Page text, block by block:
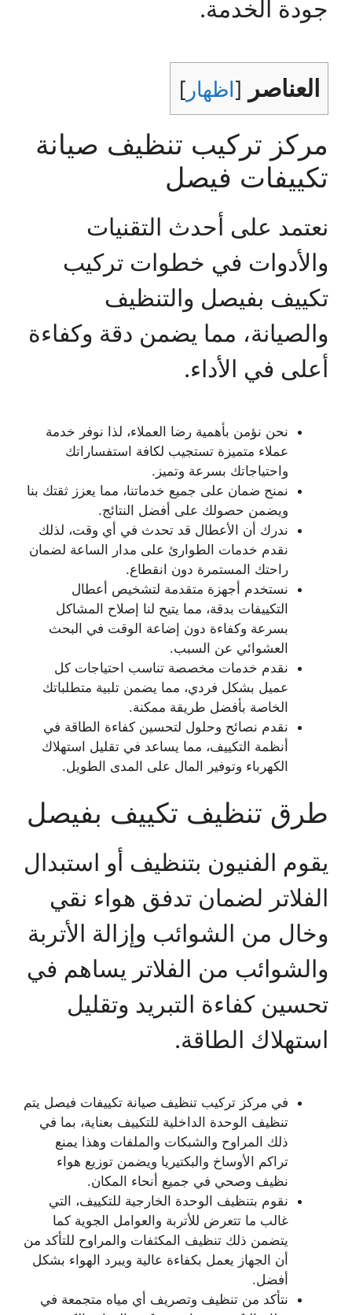
جودة الخدمة.
العناصر [اظهار ]
مركز تركيب تنظيف صيانة
تكييفات فيصل
نعتمد على أحدث التقنيات
والأدوات في خطوات تركيب
تكييف بفيصل والتنظيف
والصيانة، مما يضمن دقة وكفاءة
أعلى في الأداء.
نحن نؤمن بأهمية رضا العملاء، لذا نوفر خدمة
عملاء متميزة تستجيب لكافة استفساراتك
واحتياجاتك بسرعة وتميز.
نمنح ضمان على جميع خدماتنا، مما يعزز ثقتك بنا
ويضمن حصولك على أفضل النتائج.
ندرك أن الأعطال قد تحدث في أي وقت، لذلك
نقدم خدمات الطوارئ على مدار الساعة لضمان
راحتك المستمرة دون انقطاع.
نستخدم أجهزة متقدمة لتشخيص أعطال
التكييفات بدقة، مما يتيح لنا إصلاح المشاكل
بسرعة وكفاءة دون إضاعة الوقت في البحث
العشوائي عن السبب.
نقدم خدمات مخصصة تناسب احتياجات كل
عميل بشكل فردي، مما يضمن تلبية متطلباتك
الخاصة بأفضل طريقة ممكنة.
نقدم نصائح وحلول لتحسين كفاءة الطاقة في
أنظمة التكييف، مما يساعد في تقليل استهلاك
الكهرباء وتوفير المال على المدى الطويل.
طرق تنظيف تكييف بفيصل
يقوم الفنيون بتنظيف أو استبدال
الفلاتر لضمان تدفق هواء نقي
وخال من الشوائب وإزالة الأتربة
والشوائب من الفلاتر يساهم في
تحسين كفاءة التبريد وتقليل
استهلاك الطاقة.
في مركز تركيب تنظيف صيانة تكييفات فيصل يتم
تنظيف الوحدة الداخلية للتكييف بعناية، بما في
ذلك المراوح والشبكات والملفات وهذا يمنع
تراكم الأوساخ والبكتيريا ويضمن توزيع هواء
نظيف وصحي في جميع أنحاء المكان.
نقوم بتنظيف الوحدة الخارجية للتكييف، التي
غالب ما تتعرض للأتربة والعوامل الجوية كما
يتضمن ذلك تنظيف المكثفات والمراوح للتأكد من
أن الجهاز يعمل بكفاءة عالية ويبرد الهواء بشكل
أفضل.
نتأكد من تنظيف وتصريف أي مياه متجمعة في